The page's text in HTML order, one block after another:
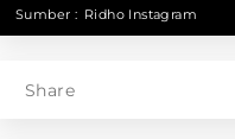
Sumber : Ridho Instagram
Share